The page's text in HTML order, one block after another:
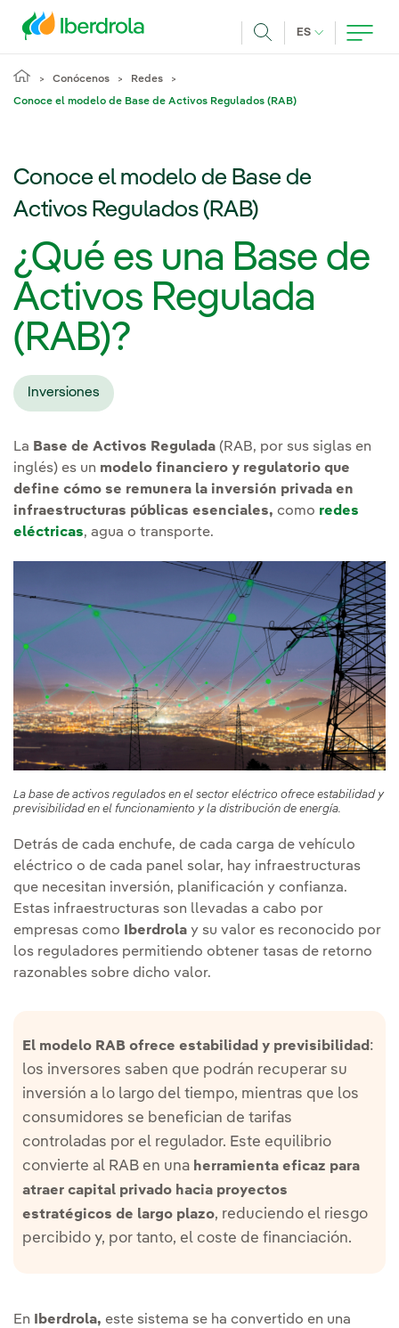
ES IDIOMA
Conócenos Redes
Conoce el modelo de Base de Activos Regulados (RAB)
Conoce el modelo de Base de
Activos Regulados (RAB)
¿Qué es una Base de
Activos Regulada
(RAB)?
Inversiones
La Base de Activos Regulada (RAB, por sus siglas en
inglés) es un modelo financiero y regulatorio que
define cómo se remunera la inversión privada en
infraestructuras públicas esenciales, como redes
eléctricas, agua o transporte.
La base de activos regulados en el sector eléctrico ofrece estabilidad y
previsibilidad en el funcionamiento y la distribución de energía.
Detrás de cada enchufe, de cada carga de vehículo
eléctrico o de cada panel solar, hay infraestructuras
que necesitan inversión, planificación y confianza.
Estas infraestructuras son llevadas a cabo por
empresas como
Iberdrola y su valor es reconocido por
los reguladores permitiendo obtener tasas de retorno
razonables sobre dicho valor.
El modelo RAB ofrece estabilidad y previsibilidad :
los inversores saben que podrán recuperar su
inversión a lo largo del tiempo, mientras que los
consumidores se benefician de tarifas
controladas por el regulador. Este equilibrio
convierte al RAB en una herramienta eficaz para
atraer capital privado hacia proyectos
estratégicos de largo plazo, reduciendo el riesgo
percibido y, por tanto, el coste de financiación.
En Iberdrola, este sistema se ha convertido en una